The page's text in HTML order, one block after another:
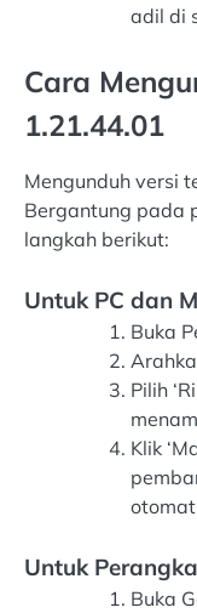
adil di
Cara
1.21.44.01
Mengunduh versi
Bergantung pada
langkah berikut:
Untuk PC dan
Buka
Pilih
Klik
Untuk
Buka